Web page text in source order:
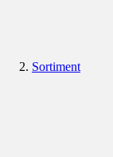
Sortiment